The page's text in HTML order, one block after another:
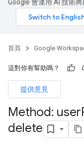
Google 會運用 AI 技術
首頁 Google
這對你有幫助嗎？
提供意見
Method: user
delete